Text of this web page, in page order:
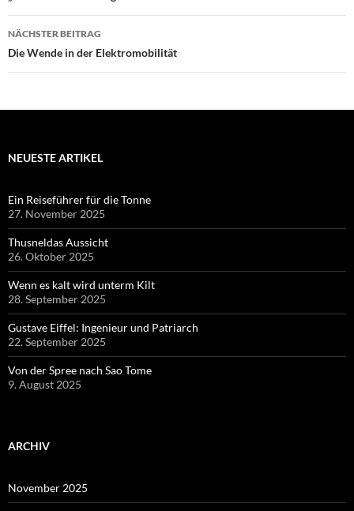
NÄCHSTER BEITRAG
Die Wende in der Elektromobilität
NEUESTE ARTIKEL
Ein Reiseführer für die Tonne
27. November 2025
Thusneldas Aussicht
26. Oktober 2025
Wenn es kalt wird unterm Kilt
28. September 2025
Gustave Eiffel: Ingenieur und Patriarch
22. September 2025
Von der Spree nach Sao Tome
9. August 2025
ARCHIV
November 2025